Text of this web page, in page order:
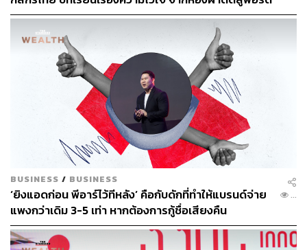
ช่องทางติดตามTHE STANDARD WEALTH
Twitter:twitter.com/standard_wealth
Instagram:instagram.com/thestandardwealth
Official Lineคลิก https://lin.ee/xfPbXUP
สามารถติดตาม THE STANDARD WEALTH
ผ่านแอปพลิเคชันต่างๆ ที่คุณสะดวกหรือใช้งานอยู่แล้วได้เลย
การลงทุน [เนื้อหาสนับสนุนโดยธนาคารกสิกรไทย]
BUSINESS / BUSINESS
‘ยิงแอดก่อน พีอาร์ไว้ทีหลัง’ คือกับดักที่ทำให้แบรนด์จ่าย
แพงกว่าเดิม 3-5 เท่า หากต้องการกู้ชื่อเสียงคืน
...